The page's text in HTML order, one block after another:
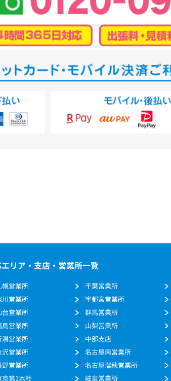
リア・支店・営業所一覧
幌営業所
川営業所
台営業所
島営業所
潟営業所
沢営業所
野営業所
京第1本社
千葉営業所
宇都宮営業所
群馬営業所
山梨営業所
中部支店
名古屋南営業所
名古屋瑞穂営業所
岐阜営業所